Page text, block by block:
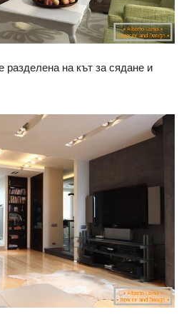
разделена на кът за сядане и